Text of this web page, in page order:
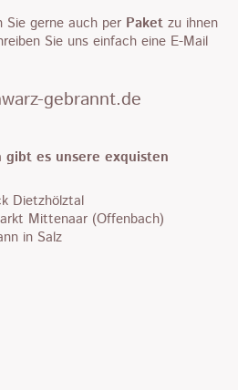
Sie gerne auch per Paket zu ihnen
Sie uns einfach eine E-Mail
gebrannt.de
es unsere exquisten
Dietzhölztal
Mittenaar (Offenbach)
in Salz